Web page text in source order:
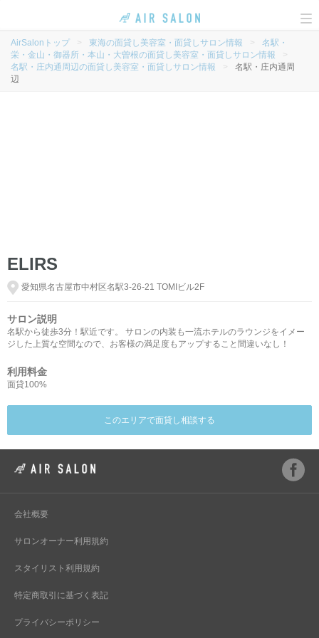
AirSalonトップ > 東海の面貸し美容室・面貸しサロン情報 >
名駅・
栄・金山・御器所・本山・大曽根の面貸し美容室・面貸しサロン情報
>
名駅・庄内通周辺の面貸し美容室・面貸しサロン情報
>
名駅・庄内通周
辺
ELIRS
愛知県名古屋市中村区名駅3-26-21 TOMIビル2F
サロン説明
名駅から徒歩3分！駅近です。 サロンの内装も一流ホテルのラウンジをイメー
ジした上質な空間なので、お客様の満足度もアップすること間違いなし！
利用料金
面貸100%
このエリアで面貸し相談する
会社概要
サロンオーナー利用規約
スタイリスト利用規約
特定商取引に基づく表記
プライバシーポリシー